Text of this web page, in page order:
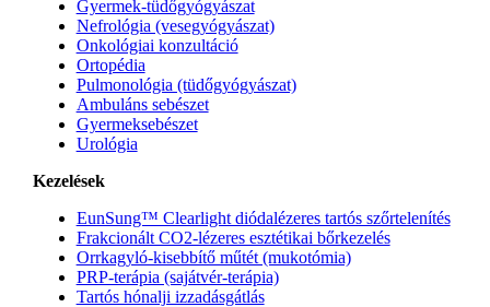
Gyermek-tüdőgyógyászat
Nefrológia (vesegyógyászat)
Onkológiai konzultáció
Ortopédia
Pulmonológia (tüdőgyógyászat)
Ambuláns sebészet
Gyermeksebészet
Urológia
Kezelések
EunSung™ Clearlight diódalézeres tartós szőrtelenítés
Frakcionált CO2-lézeres esztétikai bőrkezelés
Orrkagyló-kisebbítő műtét (mukotómia)
PRP-terápia (sajátvér-terápia)
Tartós hónalji izzadásgátlás